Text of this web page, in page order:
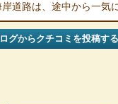
道路は、途中から一気
グからクチコミを投稿す